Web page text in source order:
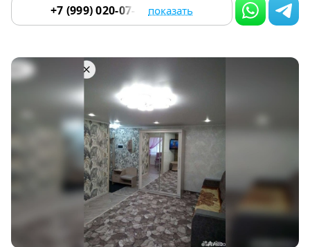
+7 (999) 020-07-55 показать